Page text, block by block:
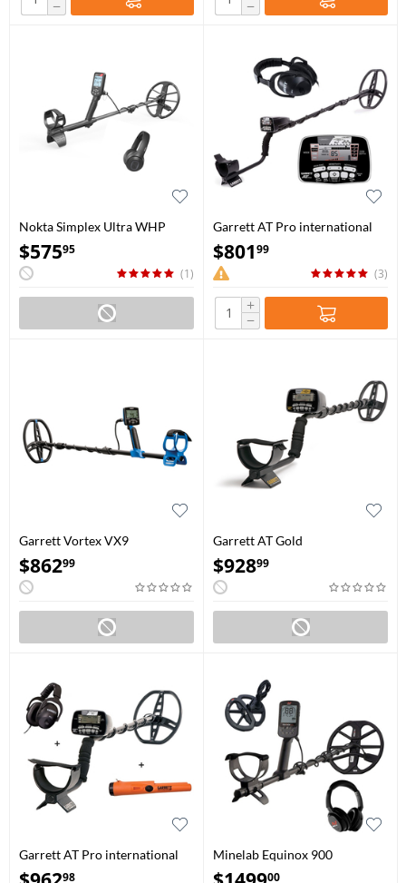
− −
Nokta Simplex Ultra WHP
$57595
(1)
Garrett AT Pro international
$80199
(3)
+
−
Garrett Vortex VX9
$86299
Garrett AT Gold
$92899
Garrett AT Pro international
avec pointeur Pro-Pointer AT
98
Minelab Equinox 900
00